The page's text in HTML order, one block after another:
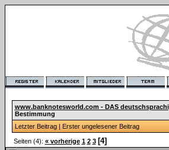
www.banknotesworld.com - DAS
Bestimmung
Letzter Beitrag| Erster ungelesener Beitrag
Seiten (4): « vorherige 1 2 3 [4]